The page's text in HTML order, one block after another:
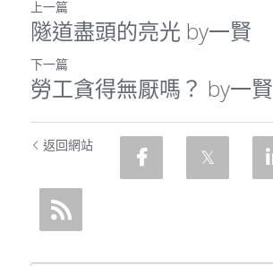
上一篇
隧道盡頭的亮光 by一賢
下一篇
勞工貪得無厭嗎？ by一賢
返回網站